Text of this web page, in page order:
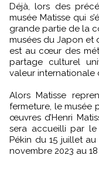
Déjà, lors des précédents travaux d’agrandissement du
musée Matisse qui
grande partie de la
musées du Japon et
est au cœur des
partage culturel
valeur internationale
Alors Matisse
fermeture, le musée
œuvres d’Henri
sera accueilli par le
Pékin du 15 juillet
novembre 2023 au